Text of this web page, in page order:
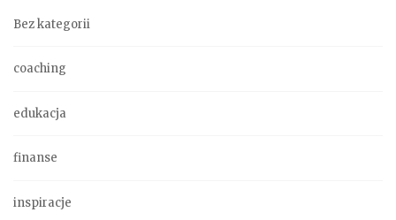
Bez kategorii
coaching
edukacja
finanse
inspiracje